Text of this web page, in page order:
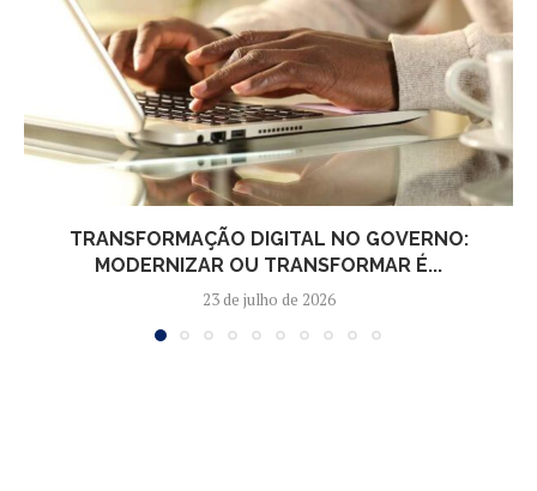
TRANSFORMAÇÃO DIGITAL NO GOVERNO:
MODERNIZAR OU TRANSFORMAR É...
23 de julho de 2026